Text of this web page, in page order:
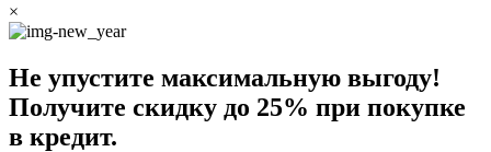
×
Не упустите максимальную выгоду!
Получите скидку до 25% при покупке
в кредит.